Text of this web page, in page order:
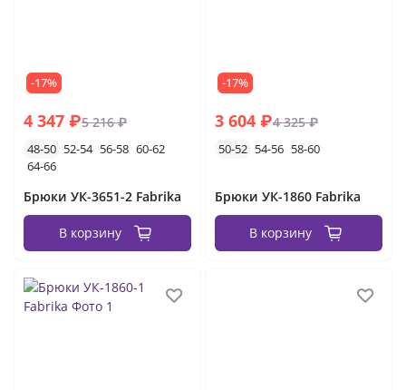
-17%
4 347 ₽5 216 ₽
48-50 52-54 56-58 60-62
64-66
Брюки УК-3651-2 Fabrika
В корзину
-17%
3 604 ₽4 325 ₽
50-52 54-56 58-60
Брюки УК-1860 Fabrika
В корзину